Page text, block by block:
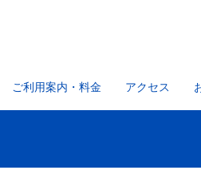
ご利用案内・料金 アクセス